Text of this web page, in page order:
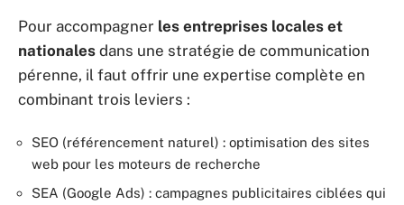
Pour accompagner les entreprises locales et
nationales dans une stratégie de communication
pérenne, il faut offrir une expertise complète en
combinant trois leviers :
SEO (référencement naturel) : optimisation des sites
web pour les moteurs de recherche
SEA (Google Ads) : campagnes publicitaires ciblées qui